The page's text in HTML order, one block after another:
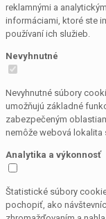
reklamnými a
informáciami, ktoré ste
používaní ich služieb.
Nevyhnutné
Nevyhnutné súbory
umožňujú základné
zabezpečeným
nemôže webová lokalita
Analytika a výkonnosť
Štatistické súbory
pochopiť, ako